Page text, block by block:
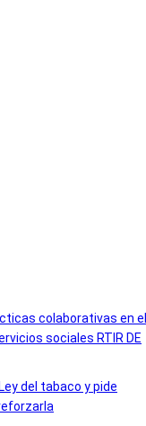
colaborativas en el
sociales RTIR DE
del tabaco y pide